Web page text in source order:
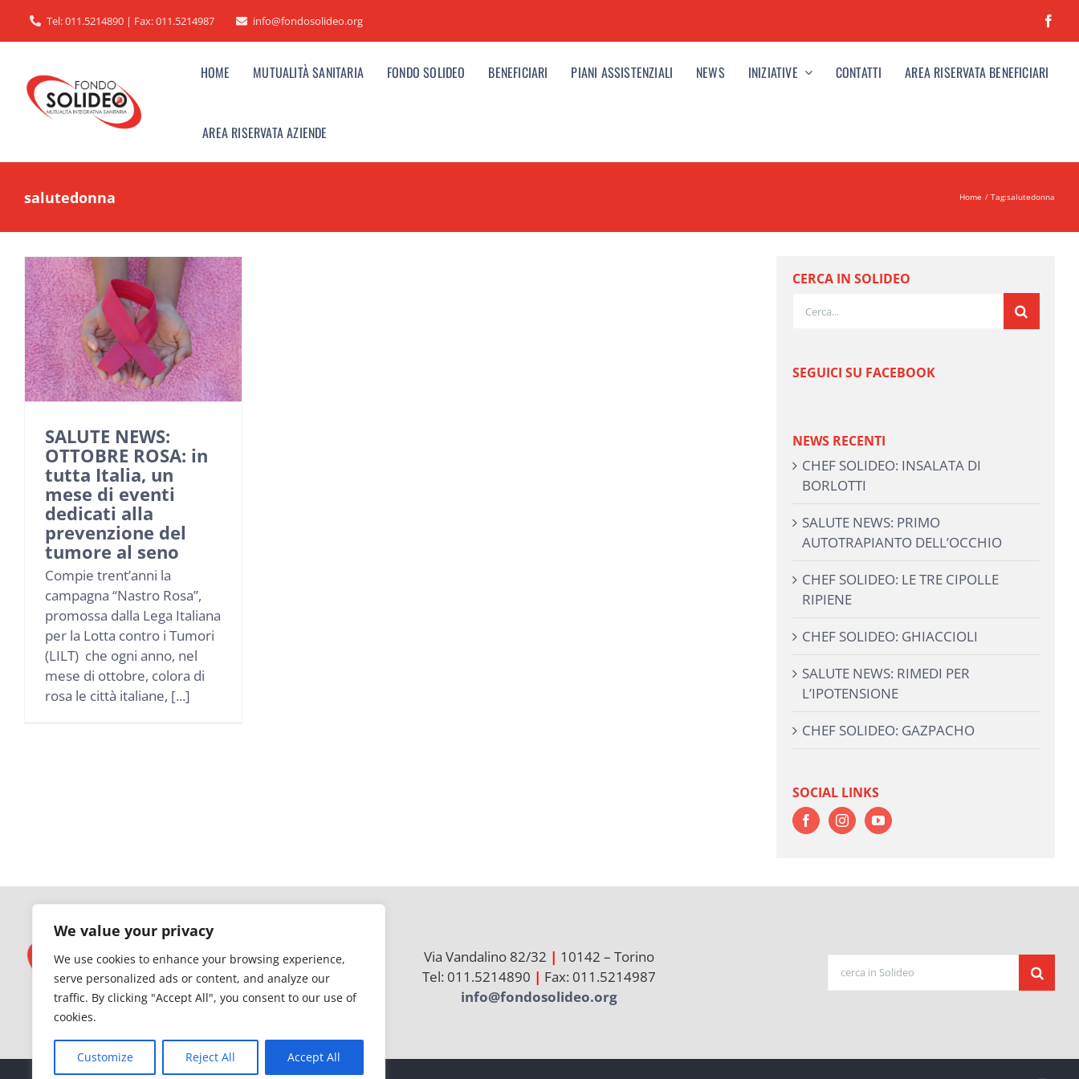
We value your privacy
We use cookies to enhance your browsing experience,
serve personalized ads or content, and analyze our
traffic. By clicking "Accept All", you consent to our use of
cookies.
Customize Reject All Accept All
Tel: 011.5214890 | Fax: 011.5214987 info@fondosolideo.org
HOME MUTUALITÀ SANITARIA FONDO SOLIDEO BENEFICIARI PIANI ASSISTENZIALI NEWS INIZIATIVE CONTATTI AREA RISERVATA BENEFICIARI
AREA RISERVATA AZIENDE
salutedonna Home Tag:salutedonna
SALUTE NEWS:
OTTOBRE ROSA: in
tutta Italia, un
mese di eventi
dedicati alla
prevenzione del
tumore al seno
Compie trent’anni la
campagna “Nastro Rosa”,
promossa dalla Lega Italiana
per la Lotta contro i Tumori
(LILT) che ogni anno, nel
mese di ottobre, colora di
rosa le città italiane, [...]
CERCA IN SOLIDEO
SEGUICI SU FACEBOOK
NEWS RECENTI
CHEF SOLIDEO: INSALATA DI
BORLOTTI
SALUTE NEWS: PRIMO
AUTOTRAPIANTO DELL’OCCHIO
CHEF SOLIDEO: LE TRE CIPOLLE
RIPIENE
CHEF SOLIDEO: GHIACCIOLI
SALUTE NEWS: RIMEDI PER
L’IPOTENSIONE
CHEF SOLIDEO: GAZPACHO
SOCIAL LINKS
Via Vandalino 82/32 | 10142 – Torino
Tel: 011.5214890 | Fax: 011.5214987
info@fondosolideo.org